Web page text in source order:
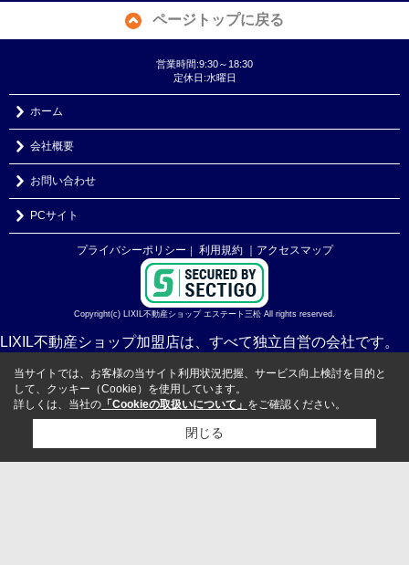
ページトップに戻る
営業時間:9:30～18:30
定休日:水曜日
ホーム
会社概要
お問い合わせ
PCサイト
プライバシーポリシー 利用規約 ｜アクセスマップ
Copyright(c) LIXIL不動産ショップ エステート三松 All rights reserved.
LIXIL不動産ショップ加盟店は、すべて独立自営の会社です。
当サイトでは、お客様の当サイト利用状況把握、サービス向上検討を目的と
して、クッキー（Cookie）を使用しています。
詳しくは、当社の 「Cookieの取扱いについて」 をご確認ください。
閉じる